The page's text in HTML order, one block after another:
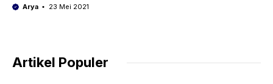
Arya 23 Mei 2021
Artikel Populer